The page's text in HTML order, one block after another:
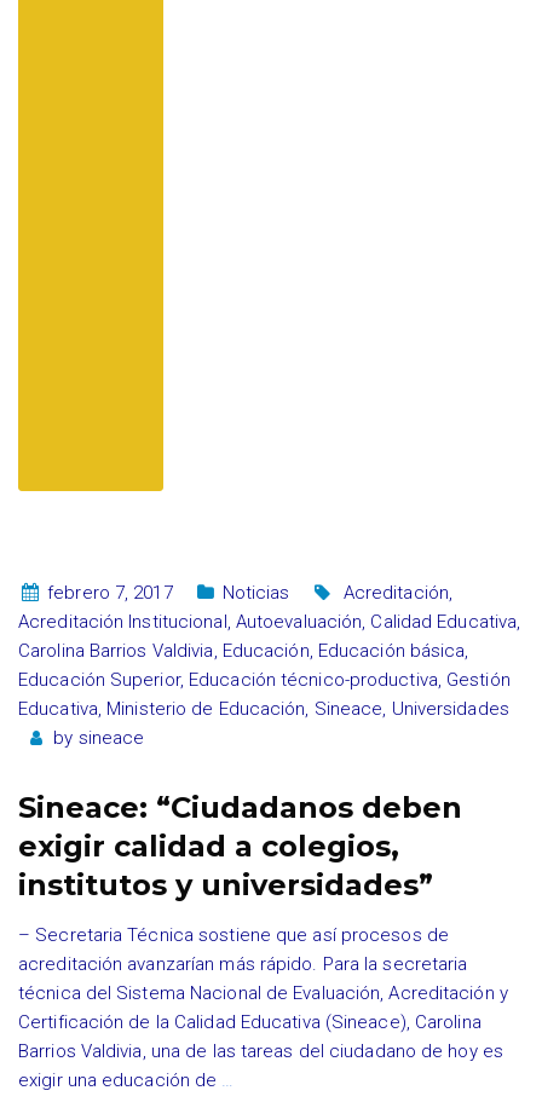
febrero 7, 2017 Noticias Acreditación,
Acreditación Institucional, Autoevaluación, Calidad Educativa,
Carolina Barrios Valdivia, Educación, Educación básica,
Educación Superior, Educación técnico-productiva, Gestión
Educativa, Ministerio de Educación, Sineace, Universidades
by sineace
Sineace: “Ciudadanos deben
exigir calidad a colegios,
institutos y universidades”
– Secretaria Técnica sostiene que así procesos de
acreditación avanzarían más rápido. Para la secretaria
técnica del Sistema Nacional de Evaluación, Acreditación y
Certificación de la Calidad Educativa (Sineace), Carolina
Barrios Valdivia, una de las tareas del ciudadano de hoy es
exigir una educación de …